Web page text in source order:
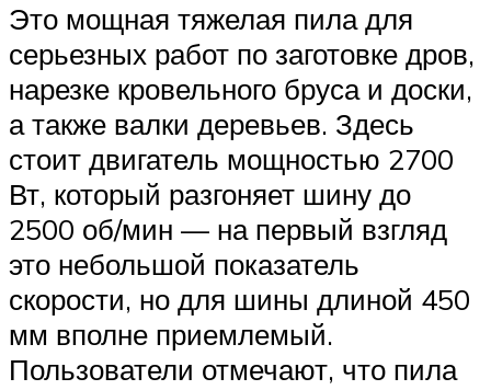
Это мощная тяжелая пила для
серьезных работ по заготовке дров,
нарезке кровельного бруса и доски,
а также валки деревьев. Здесь
стоит двигатель мощностью 2700
Вт, который разгоняет шину до
2500 об/мин — на первый взгляд
это небольшой показатель
скорости, но для шины длиной 450
мм вполне приемлемый.
Пользователи отмечают, что пила